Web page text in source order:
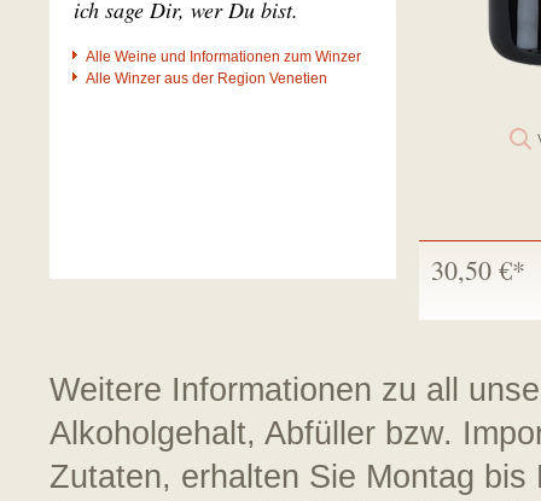
30,50 €*
ich sage Dir, wer Du bist.
Alle Weine und Informationen zum Winzer
Alle Winzer aus der Region Venetien
Weitere Informationen zu all
Alkoholgehalt, Abfüller bzw.
Zutaten, erhalten Sie Montag